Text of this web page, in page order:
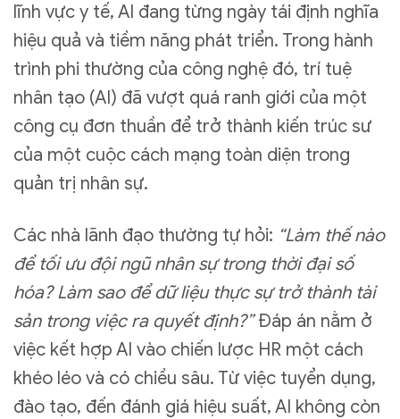
lĩnh vực y tế, AI đang từng ngày tái định nghĩa
hiệu quả và tiềm năng phát triển. Trong hành
trình phi thường của công nghệ đó, trí tuệ
nhân tạo (AI) đã vượt quá ranh giới của một
công cụ đơn thuần để trở thành kiến trúc sư
của một cuộc cách mạng toàn diện trong
quản trị nhân sự.
Các nhà lãnh đạo thường tự hỏi: “Làm thế nào
để tối ưu đội ngũ nhân sự trong thời đại số
hóa? Làm sao để dữ liệu thực sự trở thành tài
sản trong việc ra quyết định?”Đáp án nằm ở
việc kết hợp AI vào chiến lược HR một cách
khéo léo và có chiều sâu. Từ việc tuyển dụng,
đào tạo, đến đánh giá hiệu suất, AI không còn